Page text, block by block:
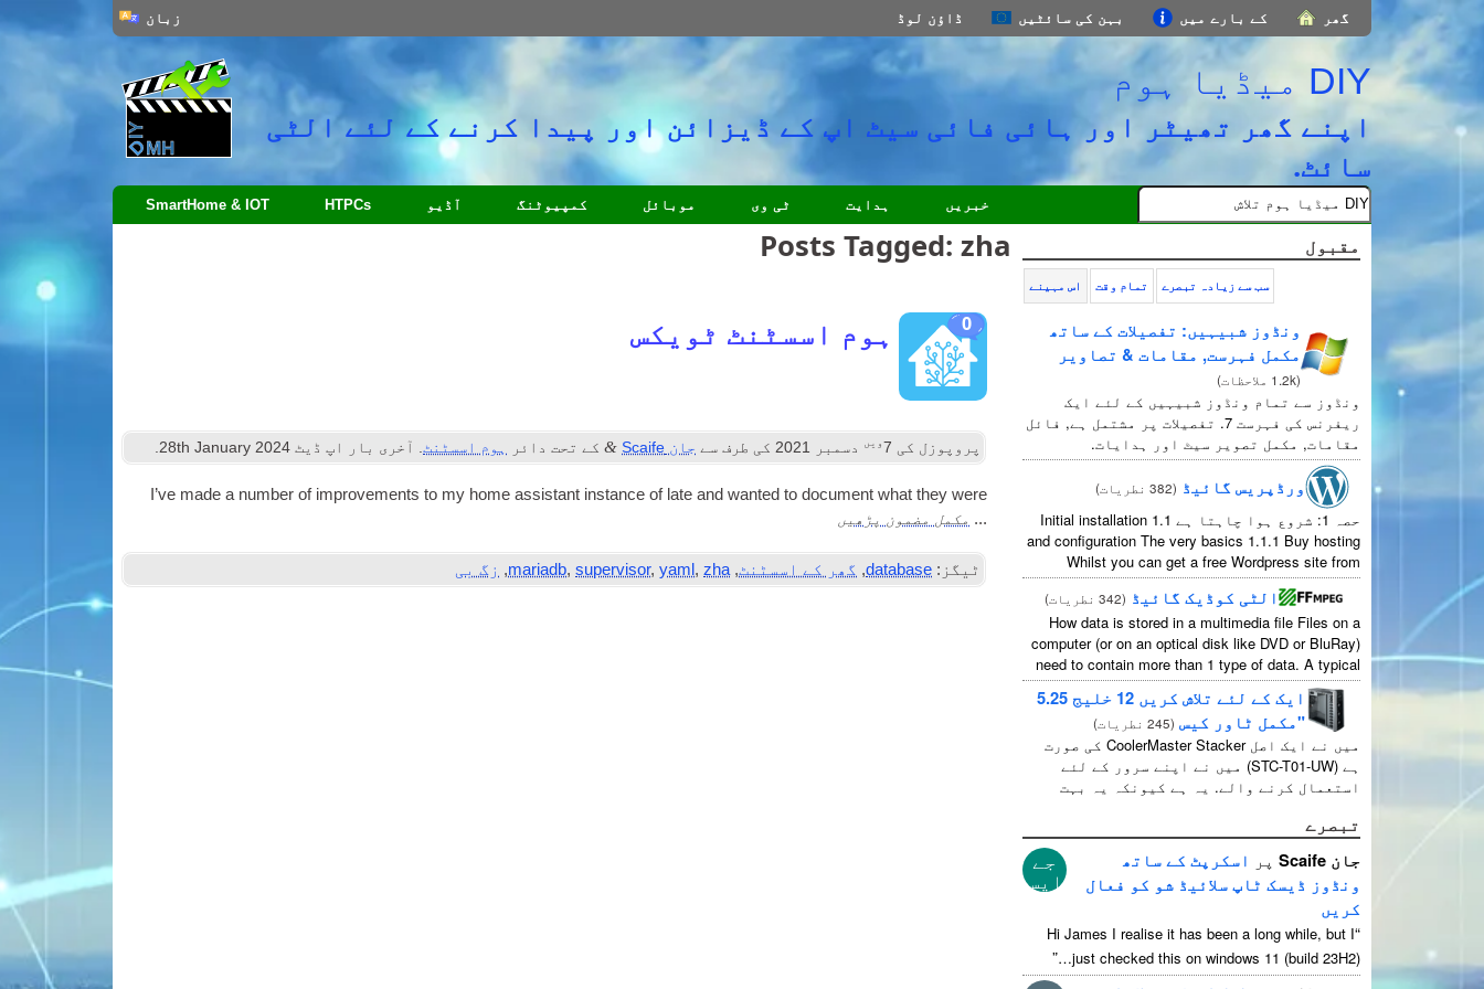
گھر کے بارے میں بہن کی سائٹیں ڈاؤن لوڈ زبان
DIY میڈیا ہوم
اپنے گھر تھیٹر اور ہائی فائی سیٹ اپ کے ڈیزائن اور پیدا کرنے کے لئے الٹی
سائٹ.
SmartHome & IOT HTPCs آڈیو کمپیوٹنگ موبائل ٹی وی ہدایت خبریں
Posts Tagged: zha
0 ہوم اسسٹنٹ ٹویکس
پروپوزل کی 7ویں دسمبر 2021 کی طرف سے جان Scaife &کے تحت دائر ہوم اسسٹنٹ. آخری بار اپ ڈیٹ 28th January 2024
.
I’ve made a num­ber of improve­ments to my home assist­ant instance of late and wanted to doc­u­ment what they were
... مکمل مضمون پڑھیں
ٹیگز: database
, گھر کے اسسٹنٹ,
mariadb,supervisor,yaml ,zha
, زگ بی
مقبول
اس مہینے تمام وقت سب سے زیادہ تبصرے
ونڈوز شبیہیں: تفصیلات کے ساتھ
مکمل فہرست, مقامات & تصاویر
(1.2k ملاحظات )
ونڈوز سے تمام ونڈوز شبیہیں کے لئے ایک
ریفرنس کی فہرست 7. تفصیلات پر مشتمل ہے, فائل
مقامات, مکمل تصویر سیٹ اور ہدایات.
ورڈپریس گائیڈ (382 نطریات )
حصہ 1: شروع ہوا چاہتا ہے 1.1
Initial installation
and configuration The very basics 1.1.1 Buy hosting
Whilst you can get a free Wordpress site from
wordpress.com,you lose some control and you
have to serve their
...
الٹی کوڈیک گائیڈ (342 نطریات )
How data is stored in a multimedia file Files on a
computer(or on an optical disk like DVD or BluRay)
need to contain more than 1 type of data. A typical
movie will include
...
ایک کے لئے تلاش کریں 12 خلیج 5.25
"مکمل ٹاور کیس (245 نطریات )
میں نے ایک اصل CoolerMaster Stacker کی صورت
ہے (STC-T01-UW) میں نے اپنے سرور کے لئے
استعمال کرنے والے. یہ ہے کیونکہ یہ بہت
سے یہ ہے بول 11 جیسا کے useable 1 ان میں سے ...
تبصرے
جے
ایس
جان Scaife پر اسکرپٹ کے ساتھ
ونڈوز ڈیسک ٹاپ سلائیڈ شو کو فعال
کریں
“
Hi James I realise it has been a long while, but I
just checked this on windows 11 (build 23H2)…
”